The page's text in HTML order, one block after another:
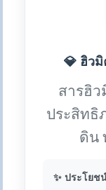
💎 ฮิว
สารฮิ
ประสิทธิ
ดิน
✨ ประโยช